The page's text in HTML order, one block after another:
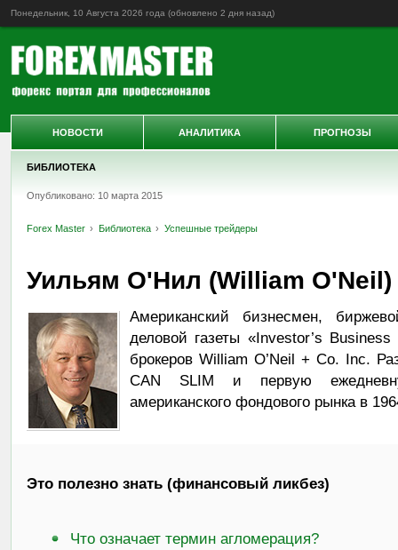
Понедельник, 10 Августа 2026 года (обновлено 2 дня назад)
БИБЛИОТЕКА
Опубликовано: 10 марта 2015
Forex Master Библиотека Успешные трейдеры
Уильям О'Нил (William O'Neil)
Американский бизнесмен,
деловой газеты «Investor’s
брокеров William O’Neil + Co. Inc.
CAN SLIM и первую
американского фондового рынка в
Это полезно знать (финансовый ликбез)
Что означает термин агломерация?
НОВОСТИ АНАЛИТИКА ПРОГНОЗЫ